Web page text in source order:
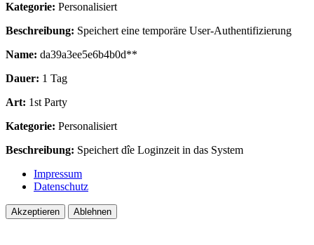
Kategorie: Personalisiert
Beschreibung: Speichert eine temporäre User-Authentifizierung
Name: da39a3ee5e6b4b0d**
Dauer: 1 Tag
Art: 1st Party
Kategorie: Personalisiert
Beschreibung: Speichert dîe Loginzeit in das System
Impressum
Datenschutz
Akzeptieren Ablehnen